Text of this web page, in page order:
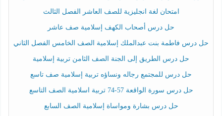
امتحان لغة انجليزية للصف العاشر الفصل الثالث
حل درس أصحاب الكهف إسلامية صف عاشر
حل درس فاطمة بنت عبدالملك إسلامية الصف الخامس الفصل الثاني
حل درس الطريق إلى الجنة الصف الثامن تربية إسلامية
حل درس للمجتمع رجاله ونساؤه تربية إسلامية صف تاسع
حل درس سورة الواقعة 57-74 تربية اسلامية الصف التاسع
حل درس بشارة ومواساة إسلامية الصف السابع